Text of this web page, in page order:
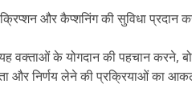
और कैप्शनिंग की सुविधा प्रदान
वक्ताओं के योगदान की पहचान करने,
और निर्णय लेने की प्रक्रियाओं का